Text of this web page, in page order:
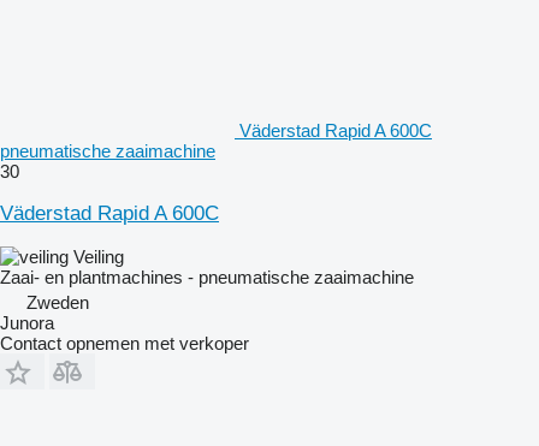
Väderstad Rapid A 600C
pneumatische zaaimachine
30
Väderstad Rapid A 600C
Veiling
Zaai- en plantmachines - pneumatische zaaimachine
Zweden
Junora
Contact opnemen met verkoper